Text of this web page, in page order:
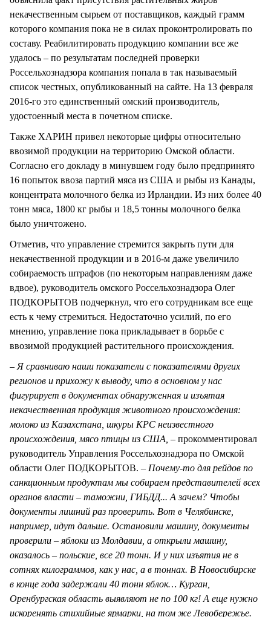
некачественным сырьем от поставщиков, каждый грамм
которого компания пока не в силах проконтролировать по
составу. Реабилитировать продукцию компании все же
удалось – по результатам последней проверки
Россельхознадзора компания попала в так называемый
список честных, опубликованный на сайте. На 13 февраля
2016-го это единственный омский производитель,
удостоенный места в почетном списке.
Также ХАРИН привел некоторые цифры относительно
ввозимой продукции на территорию Омской области.
Согласно его докладу в минувшем году было предпринято
16 попыток ввоза партий мяса из США и рыбы из Канады,
концентрата молочного белка из Ирландии. Из них более 40
тонн мяса, 1800 кг рыбы и 18,5 тонны молочного белка
было уничтожено.
Отметив, что управление стремится закрыть пути для
некачественной продукции и в 2016-м даже увеличило
собираемость штрафов (по некоторым направлениям даже
вдвое), руководитель омского Россельхознадзора Олег
ПОДКОРЫТОВ подчеркнул, что его сотрудникам все еще
есть к чему стремиться. Недостаточно усилий, по его
мнению, управление пока прикладывает в борьбе с
ввозимой продукцией растительного происхождения.
– Я сравниваю наши показатели с показателями других
регионов и прихожу к выводу, что в основном у нас
фигурирует в документах обнаруженная и изъятая
некачественная продукция животного происхождения:
молоко из Казахстана, шкуры КРС неизвестного
происхождения, мясо птицы из США, – прокомментировал
руководитель Управления Россельхознадзора по Омской
области Олег ПОДКОРЫТОВ. – Почему-то для рейдов по
санкционным продуктам мы собираем представителей всех
органов власти – таможни, ГИБДД... А зачем? Чтобы
документы лишний раз проверить. Вот в Челябинске,
например, идут дальше. Остановили машину, документы
проверили – яблоки из Молдавии, а открыли машину,
оказалось – польские, все 20 тонн. И у них изъятия не в
сотнях килограммов, как у нас, а в тоннах. В Новосибирске
в конце года задержали 40 тонн яблок… Курган,
Оренбургская область выявляют не по 100 кг! А еще нужно
искоренять стихийные ярмарки, на том же Левобережье.